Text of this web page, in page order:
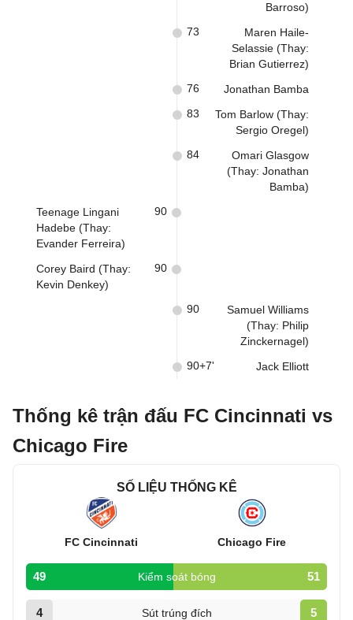
Barroso)
Maren Haile-
Selassie (Thay:
Brian Gutierrez)
73
Jonathan Bamba
76
Tom Barlow (Thay:
Sergio Oregel)
83
Omari Glasgow
(Thay: Jonathan
Bamba)
84
Teenage Lingani
Hadebe (Thay:
Evander Ferreira)
90
Corey Baird (Thay:
Kevin Denkey)
90
Samuel Williams
(Thay: Philip
Zinckernagel)
90
Jack Elliott
90+7'
Thống kê trận đấu FC Cincinnati vs
Chicago Fire
SỐ LIỆU THỐNG KÊ
FC Cincinnati Chicago Fire
49 Kiểm soát bóng 51
4 Sút trúng đích 5